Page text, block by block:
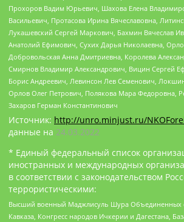
Прохоров Вадим Юрьевич, Шахова Елена
Васильевич, Протасова Ирина Вячеславовна,
Лукашевский Сергей Маркович, Бахмин Вячеслав
Анатолий Ефимович, Сухих Дарья Николаевна,
Добровольская Анна Дмитриевна, Королева
Смирнов Владимир Александрович, Вицин Сергей
Борис Андреевич, Левинсон Лев Семенович,
Орлов Олег Петрович, Полякова Мара Федоровна,
Захаров Герман Константинович
Источник: http://unro.minjust.ru/
данные на 24.03.2022
* Единый федеральный список
иностранных и международных
в соответствии с законодательством
террористическими:
Высший военный Маджлисуль Шура Объединенных
Кавказа, Конгресс народов Ичкерии и Дагестана,